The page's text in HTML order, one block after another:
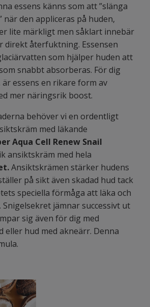
essens känns som att ”slänga
när den appliceras på huden,
lite märkligt men såklart innebär
direkt återfuktning. Essensen
som hjälper huden att
snabbt absorberas. För dig
essens en rikare form av
mer näringsrik boost.
behöver vi en ordentligt
med läkande
Aqua Cell Renew Snail
ansiktskräm med hela
Ansiktskrämen stärker hudens
på sikt även skadad hud tack
speciella förmåga att läka och
jämnar successivt ut
sig även för dig med
eller hud med akneärr. Denna